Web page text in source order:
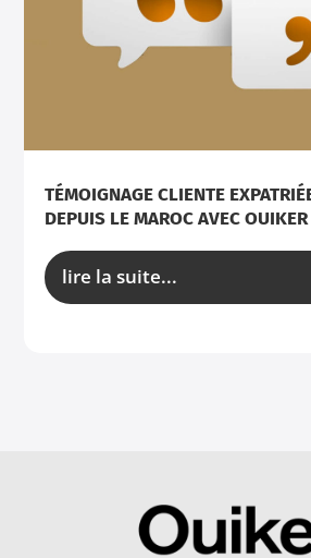
TÉMOIGNAGE CLIENTE
DEPUIS LE MAROC AVEC OUIKER
lire la suite...